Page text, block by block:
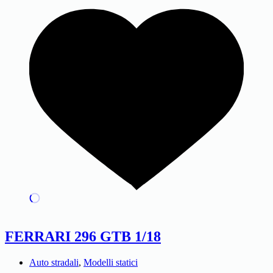
FERRARI 296 GTB 1/18
Auto stradali, Modelli statici